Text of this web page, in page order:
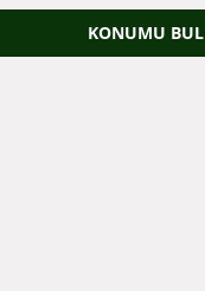
KONUMU BUL